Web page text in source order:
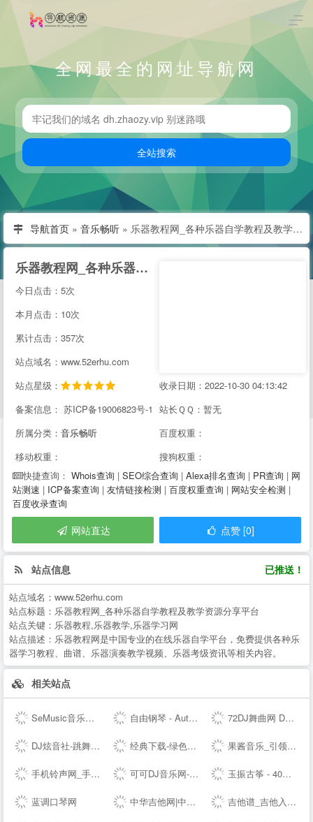
全网最全的网址导航网
导航首页 » 音乐畅听 » 乐器教程网_各种乐器自学教程及教学资源分享平台
乐器教程网_各种乐器自学教程及教学资源分享平台
今日点击：5次
本月点击：10次
累计点击：357次
站点域名：www.52erhu.com
站点星级：
收录日期：2022-10-30 04:13:42
备案信息： 苏ICP备19006823号-1 站长ＱＱ：暂无
所属分类： 音乐畅听
百度权重：
移动权重：
搜狗权重：
快捷查询： Whois查询 | SEO综合查询 | Alexa排名查询 | PR查询 | 网
站测速 | ICP备案查询 | 友情链接检测 | 百度权重查询 | 网站安全检测 |
百度收录查询
网站直达 点赞 [0]
站点信息 已推送！
站点域名： www.52erhu.com
站点标题： 乐器教程网_各种乐器自学教程及教学资源分享平台
站点关键： 乐器教程,乐器教学,乐器学习网
站点描述： 乐器教程网是中国专业的在线乐器自学平台，免费提供各种乐
器学习教程、曲谱、乐器演奏教学视频、乐器考级资讯等相关内容。
相关站点
SeMusic音乐网站源码|一号DJ开源PHP音乐CMS网站管理系统 自由钢琴 - AutoPiano | 在线钢琴，键盘钢琴，模拟钢琴，多种乐器选择，好听又好玩 72DJ舞曲网 DJ舞曲 DJ串烧 最新好听的dj舞曲免费下载网站
DJ炫音社-跳舞专辑_公路音乐_酒吧音乐夜店慢摇车载DJ舞曲网站 经典下载-绿色软件下载-常用软件下载 果酱音乐_引领音乐娱乐新风向
手机铃声网_手机铃声下载_免费手机铃声下载 可可DJ音乐网-车载dj dj舞曲 dj现场视频 原创DJ音乐分享平台 玉振古筝 - 40年技术沉淀，铸就扬州筝业佼佼者
蓝调口琴网 中华吉他网|中国(珠海)国际吉他艺术节|中国(珠海)吉他大赛|教育|琴行|厂商|珠海吉他学会|研究会|珠海市音乐家协会|联谊会|结他|吉它|china|gutiar|keytar|www.zhguitar.com 吉他谱_吉他入门教程_吉他教学视频_吉他谱下载-吉他屋